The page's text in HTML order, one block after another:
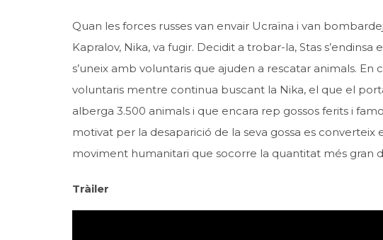
Quan les forces russes van envair Ucraïna i van
Kapralov, Nika, va fugir. Decidit a trobar-la, Stas
s’uneix amb voluntaris que ajuden a rescatar animals. En
voluntaris mentre continua buscant la Nika, el que el
alberga 3.500 animals i que encara rep gossos ferits i
motivat per la desaparició de la seva gossa es
moviment humanitari que socorre la quantitat més gran
Tràiler